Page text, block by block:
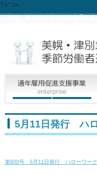
?>" />
"美幌・津別地域季節労働者通年
5月11日発行 ハ
第600号 5月11日発行 ハローワーク